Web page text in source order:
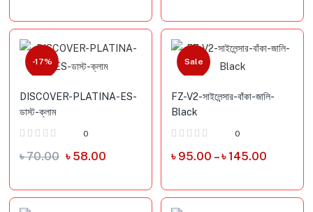
-17%
DISCOVER-PLATINA-ES-
ডাস্ট-ক্লাম
0
৳70.00 ৳ 58.00
Sale
FZ-V2-সাইলেন্সার-বাঁকা-জালি-
Black
0
৳ 95.00 – ৳145.00